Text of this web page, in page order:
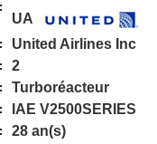
UA
United Airlines Inc
2
Turboréacteur
IAE V2500SERIES
28 an(s)